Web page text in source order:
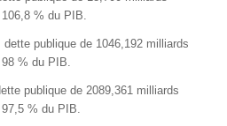
106,8 % du PIB.
dette publique de 1046,192 milliards
98 % du PIB.
publique de 2089,361 milliards
97,5 % du PIB.